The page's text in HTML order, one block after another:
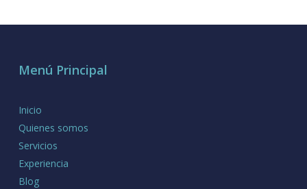
Menú Principal
Inicio
Quienes somos
Servicios
Experiencia
Blog